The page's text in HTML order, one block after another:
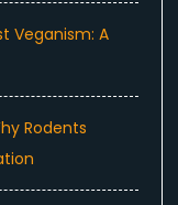
Veganism: A
Rodents